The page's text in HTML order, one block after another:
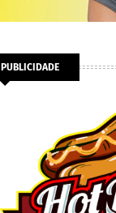
PUBLICIDADE